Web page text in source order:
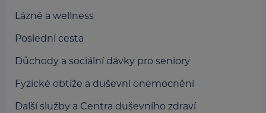
Lázně a wellness
Poslední cesta
Důchody a sociální dávky pro seniory
Fyzické obtíže a duševní onemocnění
Další služby a Centra duševního zdraví